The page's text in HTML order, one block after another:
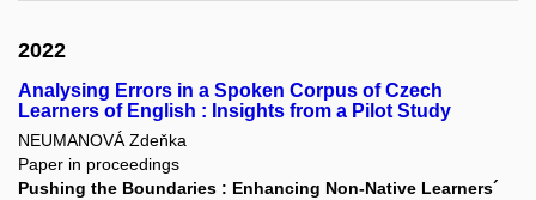
2022
Analysing Errors in a Spoken Corpus of Czech
Learners of English : Insights from a Pilot Study
NEUMANOVÁ Zdeňka
Paper in proceedings
Pushing the Boundaries : Enhancing Non-Native Learners´